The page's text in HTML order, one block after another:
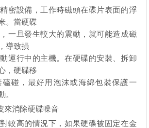
密設備，工作時磁頭在碟片表面的浮
。當硬碟
一旦發生較大的震動，就可能造成磁
導致損
運行中的主機。在硬碟的安裝、拆卸
，硬碟移
碰，最好用泡沫或海綿包裝保護一
。
來消除硬碟噪音
較高的情況下，如果硬碟被固定在金